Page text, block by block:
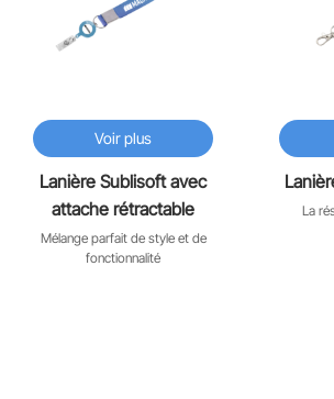
Voir plus
Lanière Sublisoft avec
attache rétractable
Mélange parfait de style et de
fonctionnalité
La